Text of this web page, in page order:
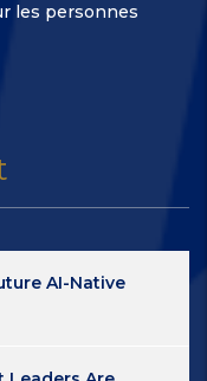
les personnes
AI-Native